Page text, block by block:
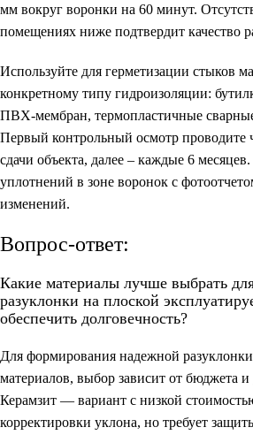
мм вокруг воронки на 60 минут.
помещениях ниже подтвердит качество
Используйте для герметизации стыков
конкретному типу гидроизоляции:
ПВХ-мембран, термопластичные
Первый контрольный осмотр проводите
сдачи объекта, далее – каждые 6
уплотнений в зоне воронок с
изменений.
Вопрос-ответ:
Какие материалы лучше выбрать
разуклонки на плоской
обеспечить долговечность?
Для формирования надежной разуклонки
материалов, выбор зависит от бюджета
Керамзит — вариант с низкой
корректировки уклона, но требует